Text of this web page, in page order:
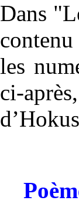
Dans
les
ci-